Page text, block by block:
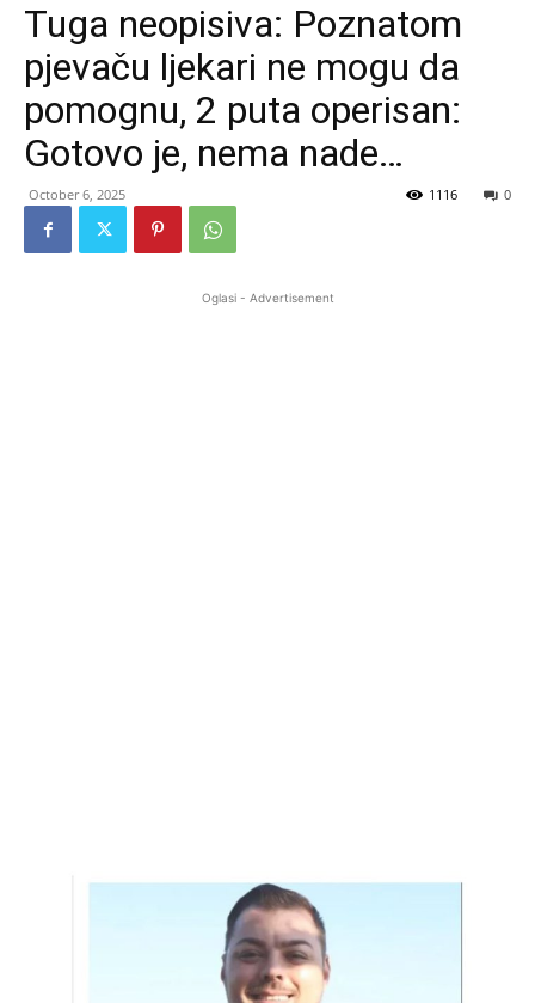
Tuga neopisiva: Poznatom
pjevaču ljekari ne mogu da
pomognu, 2 puta operisan:
Gotovo je, nema nade…
October 6, 2025 0
1116
Oglasi - Advertisement